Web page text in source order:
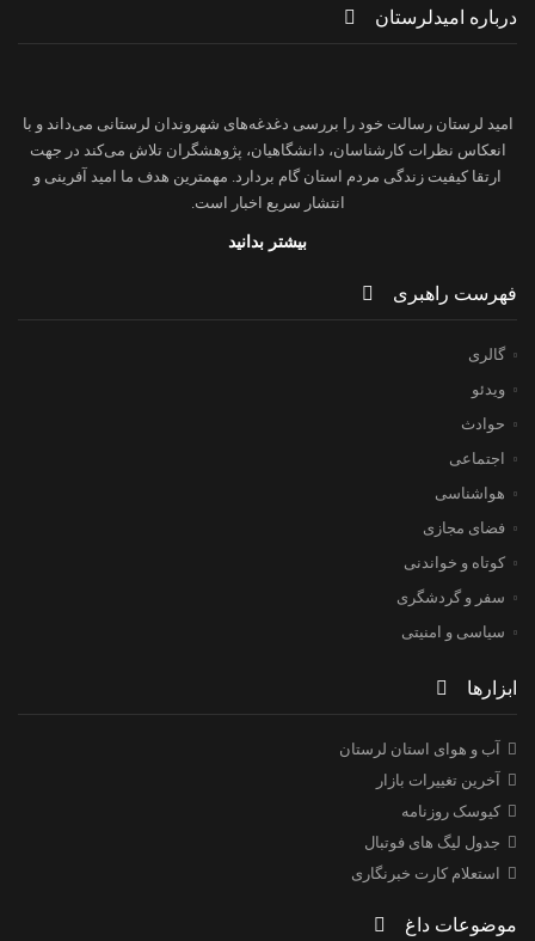
درباره امیدلرستان
امید لرستان رسالت خود را بررسی دغدغه‌های شهروندان لرستانی می‌داند و با
انعکاس نظرات کارشناسان، دانشگاهیان، پژوهشگران تلاش می‌کند در جهت
ارتقا کیفیت زندگی مردم استان گام بردارد. مهمترین هدف ما امید آفرینی و
انتشار سریع اخبار است.
بیشتر بدانید
فهرست راهبری
گالری
ویدئو
حوادث
اجتماعی
هواشناسی
فضای مجازی
کوتاه و خواندنی
سفر و گردشگری
سیاسی و امنیتی
ابزارها
آب و هوای استان لرستان
آخرین تغییرات بازار
کیوسک روزنامه
جدول لیگ های فوتبال
استعلام کارت خبرنگاری
موضوعات داغ